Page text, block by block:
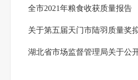
全市2021年粮食收获质量报告
关于第五届天门市陆羽质量奖